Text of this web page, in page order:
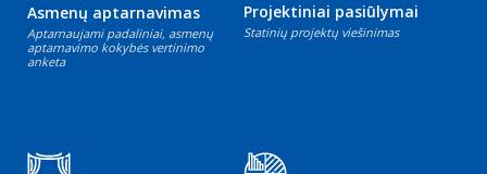
Asmenų aptarnavimas
Aptarnaujami padaliniai, asmenų
aptarnavimo kokybės vertinimo
anketa
Projektiniai pasiūlymai
Statinių projektų viešinimas